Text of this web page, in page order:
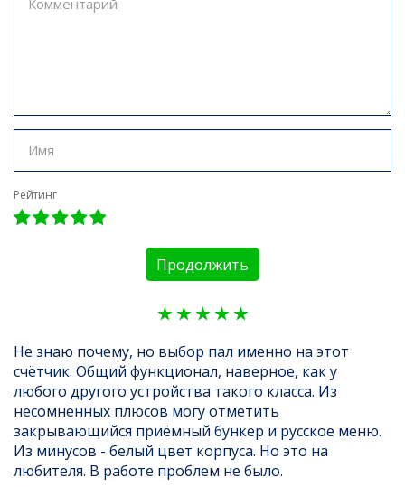
Рейтинг
Продолжить
Не знаю почему, но выбор пал именно на этот
счётчик. Общий функционал, наверное, как у
любого другого устройства такого класса. Из
несомненных плюсов могу отметить
закрывающийся приёмный бункер и русское меню.
Из минусов - белый цвет корпуса. Но это на
любителя. В работе проблем не было.